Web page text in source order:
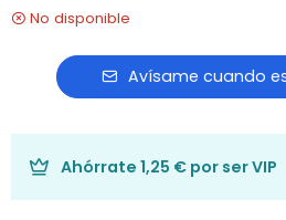
No disponible
Avísame cuando
Ahórrate 1,25 € por ser VIP